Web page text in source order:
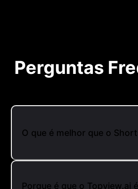
Perguntas
O que é melhor que o
Porque é que o Topview.ai